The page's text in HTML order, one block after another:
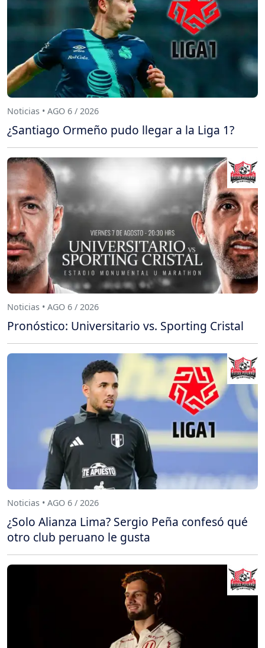
Noticias • AGO 6 / 2026
¿Santiago Ormeño pudo llegar a la Liga 1?
Noticias • AGO 6 / 2026
Pronóstico: Universitario vs. Sporting Cristal
Noticias • AGO 6 / 2026
¿Solo Alianza Lima? Sergio Peña confesó qué
otro club peruano le gusta